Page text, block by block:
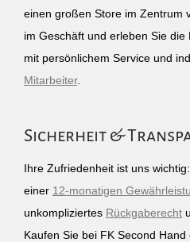
einen großen Store im Zentrum
im Geschäft und erleben Sie
mit persönlichem Service und
Mitarbeiter.
Sicherheit &
Ihre Zufriedenheit ist uns
einer 12-monatigen
unkompliziertes Rückgaberecht
Kaufen Sie bei FK Second